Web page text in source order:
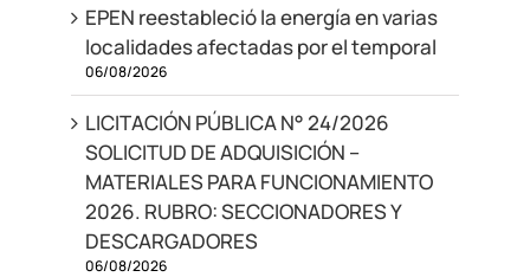
EPEN reestableció la energía en varias
localidades afectadas por el temporal
06/08/2026
LICITACIÓN PÚBLICA N° 24/2026
SOLICITUD DE ADQUISICIÓN –
MATERIALES PARA FUNCIONAMIENTO
2026. RUBRO: SECCIONADORES Y
DESCARGADORES
06/08/2026